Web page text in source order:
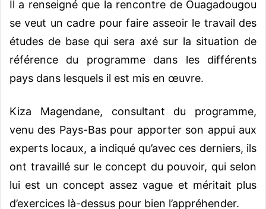
Il a renseigné que la rencontre de Ouagadougou
se veut un cadre pour faire asseoir le travail des
études de base qui sera axé sur la situation de
référence du programme dans les différents
pays dans lesquels il est mis en œuvre.
Kiza Magendane, consultant du programme,
venu des Pays-Bas pour apporter son appui aux
experts locaux, a indiqué qu’avec ces derniers, ils
ont travaillé sur le concept du pouvoir, qui selon
lui est un concept assez vague et méritait plus
d’exercices là-dessus pour bien l’appréhender.